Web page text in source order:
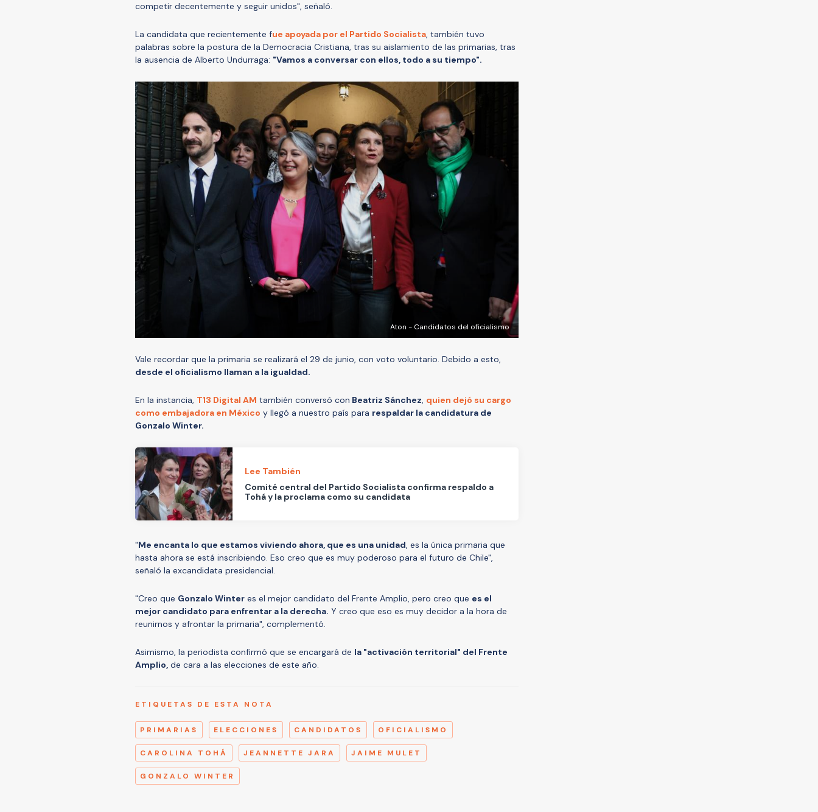
competir decentemente y seguir unidos", señaló.
La candidata que recientemente fue apoyada por el Partido Socialista, también tuvo
palabras sobre la postura de la Democracia Cristiana, tras su aislamiento de las primarias, tras
la ausencia de Alberto Undurraga: "Vamos a conversar con ellos, todo a su tiempo".
Aton - Candidatos del oficialismo
Vale recordar que la primaria se realizará el 29 de junio, con voto voluntario. Debido a esto,
desde el oficialismo llaman a la igualdad.
En la instancia, T13 Digital AM también conversó con Beatriz Sánchez, quien dejó su cargo
como embajadora en México y llegó a nuestro país para respaldar la candidatura de
Gonzalo Winter.
Lee También
Comité central del Partido Socialista confirma respaldo a
Tohá y la proclama como su candidata
"Me encanta lo que estamos viviendo ahora, que es una unidad, es la única primaria que
hasta ahora se está inscribiendo. Eso creo que es muy poderoso para el futuro de Chile",
señaló la excandidata presidencial.
"Creo que Gonzalo Winter es el mejor candidato del Frente Amplio, pero creo que es el
mejor candidato para enfrentar a la derecha. Y creo que eso es muy decidor a la hora de
reunirnos y afrontar la primaria", complementó.
Asimismo, la periodista confirmó que se encargará de la "activación territorial" del Frente
Amplio, de cara a las elecciones de este año.
ETIQUETAS DE ESTA NOTA
PRIMARIAS ELECCIONES CANDIDATOS OFICIALISMO
CAROLINA TOHÁ JEANNETTE JARA JAIME MULET
GONZALO WINTER